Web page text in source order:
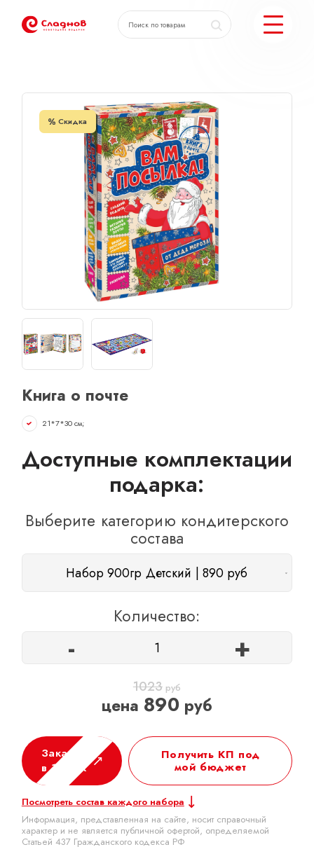
КАТАЛОГ ПОДАРКОВ
МОЖЕМ ЕЩЕ
ПОДОБРАТЬ ПОДАРКИ
ДОСТАВКА И ОПЛАТА
О КОМПАНИИ
ОТЗЫВЫ
КОНТАКТЫ
Каталог Книга о почте
Скидка
Книга о почте
21*7*30 см;
Доступные комплектации
подарка:
Выберите категорию кондитерского
состава
Набор 900гр Детский | 890 руб
Количество:
- +
1023 руб
цена 890руб
Заказать
в 1 клик
Получить КП под
мой бюджет
Посмотреть состав каждого набора
Информация, представленная на сайте, носит справочный
характер и не является публичной офертой, определяемой
Статьей 437 Гражданского кодекса РФ